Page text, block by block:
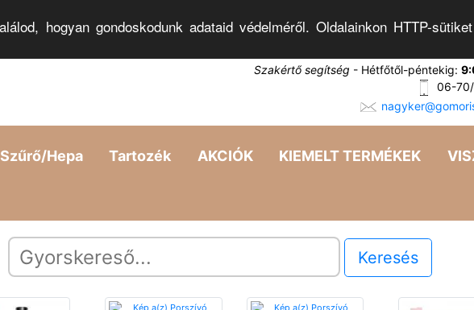
hogyan gondoskodunk adataid védelméről. Oldalainkon HTTP-
Szakértő segítség - Hétfőtől-péntekig:
06-
Szűrő/Hepa Tartozék AKCIÓK KIEMELT TERMÉKEK
Keresés